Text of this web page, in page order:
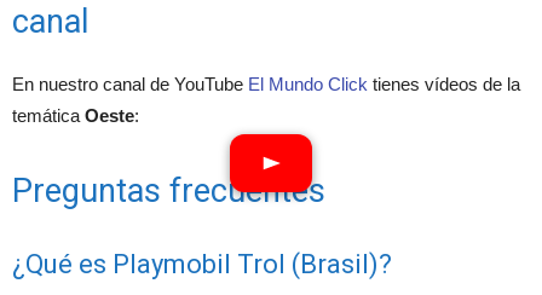
canal
En nuestro canal de YouTube El Mundo Click tienes vídeos de la
temática Oeste:
Preguntas frecuentes
¿Qué es Playmobil Trol (Brasil)?